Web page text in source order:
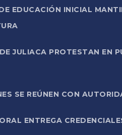
EDUCACIÓN INICIAL
JULIACA PROTESTAN EN
SE REÚNEN CON
ENTREGA